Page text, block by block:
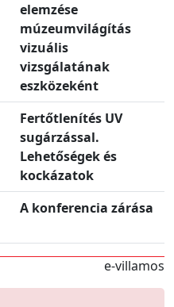
elemzése
múzeumvilágítás
vizuális
vizsgálatának
eszközeként
Fertőtlenítés UV
sugárzással.
Lehetőségek és
kockázatok
A konferencia zárása
e-villamos